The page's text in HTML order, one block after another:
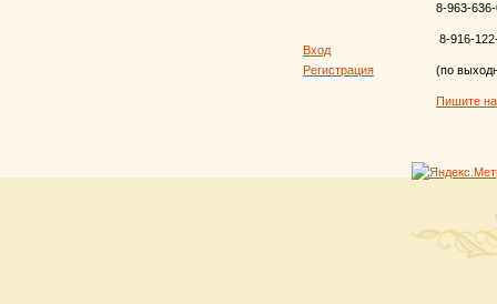
Вход
Регистрация
8-963-
8-916-
(по
Пишите